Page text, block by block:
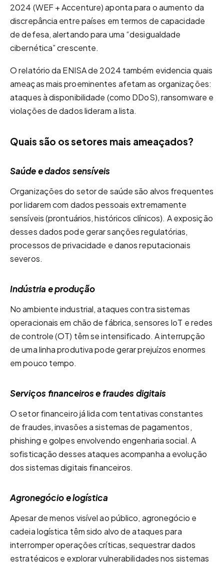
2024 (WEF + Accenture) aponta para o aumento da
discrepância entre países em termos de capacidade
de defesa, alertando para uma “desigualdade
cibernética” crescente.
O relatório da ENISA de 2024 também evidencia quais
ameaças mais proeminentes afetam as organizações:
ataques à disponibilidade (como DDoS), ransomware e
violações de dados lideram a lista.
Quais são os setores mais ameaçados?
Saúde e dados sensíveis
Organizações do setor de saúde são alvos frequentes
por lidarem com dados pessoais extremamente
sensíveis (prontuários, históricos clínicos). A exposição
desses dados pode gerar sanções regulatórias,
processos de privacidade e danos reputacionais
severos.
Indústria e produção
No ambiente industrial, ataques contra sistemas
operacionais em chão de fábrica, sensores IoT e redes
de controle (OT) têm se intensificado. A interrupção
de uma linha produtiva pode gerar prejuízos enormes
em pouco tempo.
Serviços financeiros e fraudes digitais
O setor financeiro já lida com tentativas constantes
de fraudes, invasões a sistemas de pagamentos,
phishing e golpes envolvendo engenharia social. A
sofisticação desses ataques acompanha a evolução
dos sistemas digitais financeiros.
Agronegócio e logística
Apesar de menos visível ao público, agronegócio e
cadeia logística têm sido alvo de ataques para
interromper operações críticas, sequestrar dados
estratégicos e explorar vulnerabilidades nos sistemas